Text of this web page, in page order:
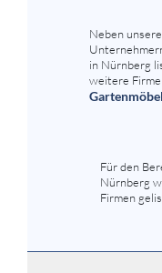
Neben
in Nürnberg
weitere
Für den
Nürnberg
Firmen